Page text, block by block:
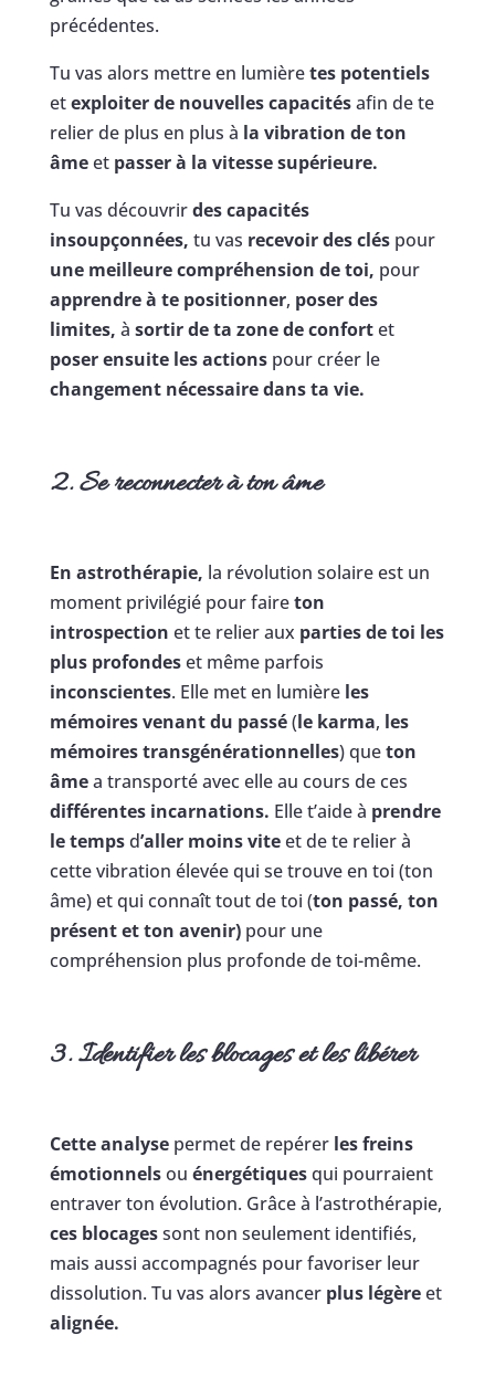
précédentes.
Tu vas alors mettre en lumièretes potentiels
etexploiter de nouvelles capacitésafin de te
relier de plus en plus à la vibration de ton
âmeet passer à la vitesse supérieure.
Tu vas découvrirdes capacités
insoupçonnées, tu vas recevoir des cléspour
une meilleure compréhension de toi, pour
apprendre à te positionner, poser des
limites, à sortir de ta zone de confortet
poser ensuite les actionspour créer le
changement nécessaire dans ta vie.
2. Se reconnecter à ton âme
En astrothérapie, la révolution solaire est un
moment privilégié pour faireton
introspection et te relier aux parties de toi les
plus profondeset même parfois
inconscientes. Elle met en lumière les
mémoires venant du passé(le karma, les
mémoires transgénérationnelles) queton
âmea transporté avec elle au cours de ces
différentes incarnations. Elle t’aide à prendre
le tempsd’aller moins viteet de te relier à
cette vibration élevée qui se trouve en toi (ton
âme) et qui connaît tout de toi (ton passé, ton
présent et ton avenir)pour une
compréhension plus profonde de toi-même.
3. Identifier les blocages et les libérer
Cette analysepermet de repérer les freins
émotionnelsou énergétiquesqui pourraient
entraver ton évolution. Grâce à l’astrothérapie,
ces blocagessont non seulement identifiés,
mais aussi accompagnés pour favoriser leur
dissolution. Tu vas alors avancer plus légèreet
alignée.